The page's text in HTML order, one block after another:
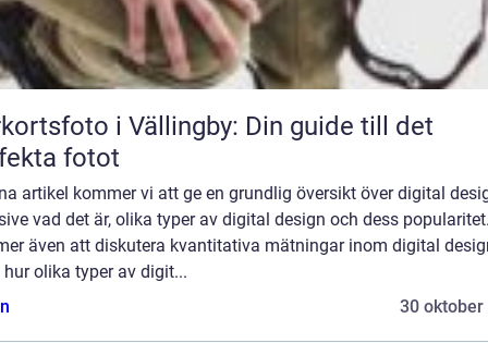
i Vällingby: Din guide till det
fotot
artikel kommer vi att ge en grundlig översikt över digital
vad det är, olika typer av digital design och dess
även att diskutera kvantitativa mätningar inom digital
olika typer av digit...
30 oktober